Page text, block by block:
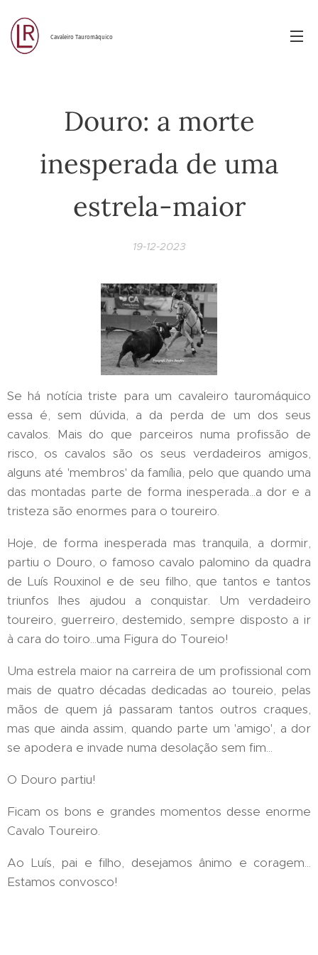
Cavaleiro Tauromáquico
Douro: a morte
inesperada de uma
estrela-maior
19-12-2023
Se há notícia triste para um cavaleiro tauromáquico
essa é, sem dúvida, a da perda de um dos seus
cavalos. Mais do que parceiros numa profissão de
risco, os cavalos são os seus verdadeiros amigos,
alguns até 'membros' da família, pelo que quando uma
das montadas parte de forma inesperada...a dor e a
tristeza são enormes para o toureiro.
Hoje, de forma inesperada mas tranquila, a dormir,
partiu o Douro, o famoso cavalo palomino da quadra
de Luís Rouxinol e de seu filho, que tantos e tantos
triunfos lhes ajudou a conquistar. Um verdadeiro
toureiro, guerreiro, destemido, sempre disposto a ir
à cara do toiro...uma Figura do Toureio!
Uma estrela maior na carreira de um profissional com
mais de quatro décadas dedicadas ao toureio, pelas
mãos de quem já passaram tantos outros craques,
mas que ainda assim, quando parte um 'amigo', a dor
se apodera e invade numa desolação sem fim...
O Douro partiu!
Ficam os bons e grandes momentos desse enorme
Cavalo Toureiro.
Ao Luís, pai e filho, desejamos ânimo e coragem...
Estamos convosco!